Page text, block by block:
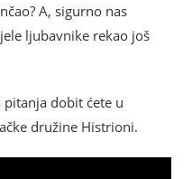
A, sigurno nas
ljubavnike rekao još
pitanja dobit ćete u
družine Histrioni.